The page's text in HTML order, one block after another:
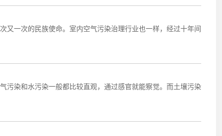
又一次的民族使命。室内空气污染治理行业也一样，经过十年间
和水污染一般都比较直观，通过感官就能察觉。而土壤污染